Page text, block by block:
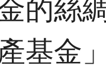
的絲
基金